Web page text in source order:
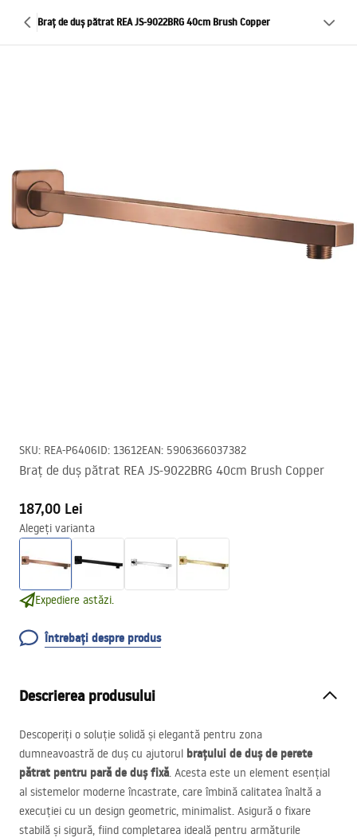
Braț de duș pătrat REA JS-9022BRG 40cm Brush Copper
SKU: REA-P6406ID: 13612EAN: 5906366037382
Braț de duș pătrat REA JS-9022BRG 40cm Brush Copper
187,00 Lei
Alegeți varianta
Expediere astăzi.
Întrebați despre produs
Descrierea produsului
Descoperiți o soluție solidă și elegantă pentru zona
dumneavoastră de duș cu ajutorul brațului de duș de perete
pătrat pentru pară de duș fixă. Acesta este un element esențial
al sistemelor moderne încastrate, care îmbină calitatea înaltă a
execuției cu un design geometric, minimalist. Asigură o fixare
stabilă și sigură, fiind completarea ideală pentru armăturile